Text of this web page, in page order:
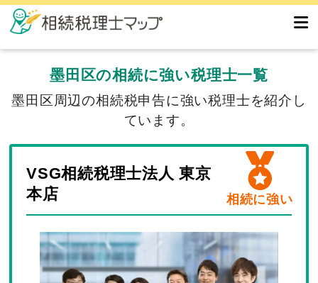
墨田区の相続に強い税理士一覧
墨田区周辺の相続税申告に強い税理士を紹介し
ています。
相続に強い
VSG相続税理士法人 東京
本店